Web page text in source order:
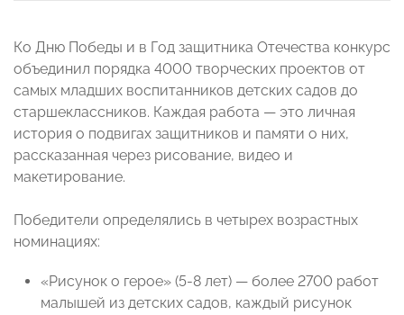
Ко Дню Победы и в Год защитника Отечества конкурс
объединил порядка 4000 творческих проектов от
самых младших воспитанников детских садов до
старшеклассников. Каждая работа — это личная
история о подвигах защитников и памяти о них,
рассказанная через рисование, видео и
макетирование.
Победители определялись в четырех возрастных
номинациях:
«Рисунок о герое» (5-8 лет) — более 2700 работ
малышей из детских садов, каждый рисунок